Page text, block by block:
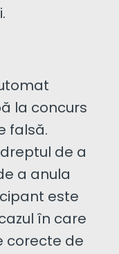
la concurs
falsă.
de a
a anula
este
în care
corecte de